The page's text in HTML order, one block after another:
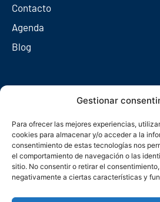
Gestionar
Para ofrecer las mejores experiencias,
cookies para almacenar y/o acceder a la
consentimiento de estas tecnologías nos
el comportamiento de navegación o las
sitio. No consentir o retirar el
negativamente a ciertas características y
Contacto
Agenda
Blog
Redes sociales